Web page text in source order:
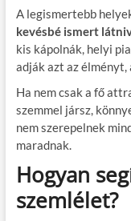
A legismertebb
kevésbé ismert
kis kápolnák, helyi
adják azt az
Ha nem csak a fő
szemmel jársz,
nem szerepelnek
maradnak.
Hogyan
szemlélet?